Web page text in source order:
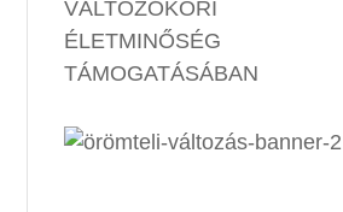
VÁLTOZÓKORI
ÉLETMINŐSÉG
TÁMOGATÁSÁBAN